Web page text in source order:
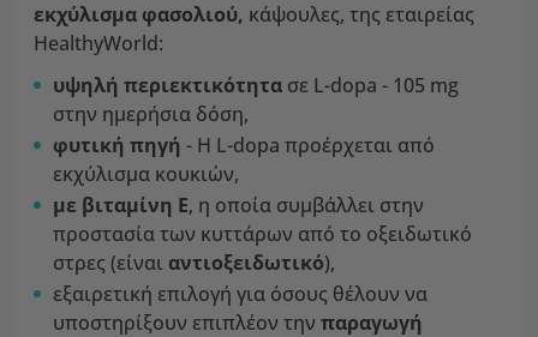
εκχύλισμα φασολιού, κάψουλες, της εταιρείας
HealthyWorld:
υψηλή περιεκτικότητα σε L-dopa - 105 mg
στην ημερήσια δόση,
φυτική πηγή - Η L-dopa προέρχεται από
εκχύλισμα κουκιών,
με βιταμίνη Ε, η οποία συμβάλλει στην
προστασία των κυττάρων από το οξειδωτικό
στρες (είναι αντιοξειδωτικό),
εξαιρετική επιλογή για όσους θέλουν να
υποστηρίξουν επιπλέον την παραγωγή